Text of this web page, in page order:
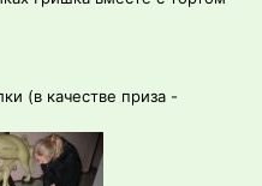
(в качестве приза -